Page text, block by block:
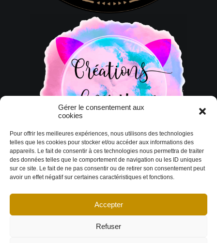
Gérer le consentement aux
cookies
Pour offrir les meilleures expériences, nous utilisons des technologies
telles que les cookies pour stocker et/ou accéder aux informations des
appareils. Le fait de consentir à ces technologies nous permettra de traiter
des données telles que le comportement de navigation ou les ID uniques
sur ce site. Le fait de ne pas consentir ou de retirer son consentement peut
avoir un effet négatif sur certaines caractéristiques et fonctions.
Accepter
Refuser
© Copyright 2026 DESIGN EXTÉRIEUR | Tous droits réservés.
conditions|Politique de cookies Déclaration de confidentialité|Imprint|
Avertissement